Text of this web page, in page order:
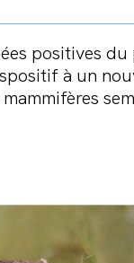
positives
à un